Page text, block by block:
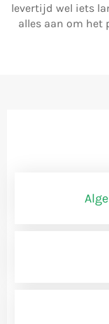
levertijd wel iets
alles aan om